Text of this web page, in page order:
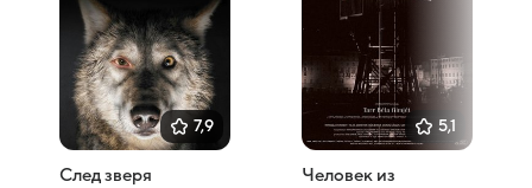
7,9
След зверя
5,1
Человек из